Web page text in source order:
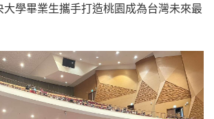
學畢業生攜手打造桃園成為台灣未來最